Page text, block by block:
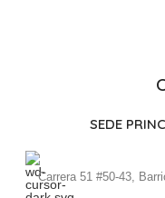
SEDE
Carrera 51 #50-43,